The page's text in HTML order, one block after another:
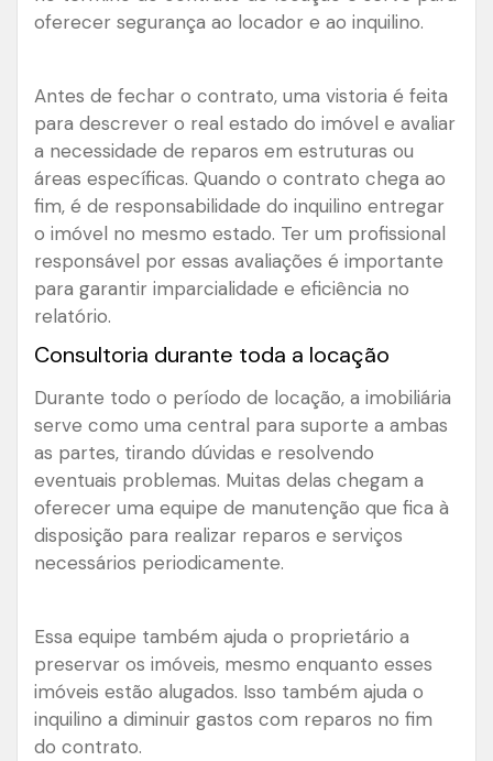
oferecer segurança ao locador e ao inquilino.
Antes de fechar o contrato, uma vistoria é feita
para descrever o real estado do imóvel e avaliar
a necessidade de reparos em estruturas ou
áreas específicas. Quando o contrato chega ao
fim, é de responsabilidade do inquilino entregar
o imóvel no mesmo estado. Ter um profissional
responsável por essas avaliações é importante
para garantir imparcialidade e eficiência no
relatório.
Consultoria durante toda a locação
Durante todo o período de locação, a imobiliária
serve como uma central para suporte a ambas
as partes, tirando dúvidas e resolvendo
eventuais problemas. Muitas delas chegam a
oferecer uma equipe de manutenção que fica à
disposição para realizar reparos e serviços
necessários periodicamente.
Essa equipe também ajuda o proprietário a
preservar os imóveis, mesmo enquanto esses
imóveis estão alugados. Isso também ajuda o
inquilino a diminuir gastos com reparos no fim
do contrato.